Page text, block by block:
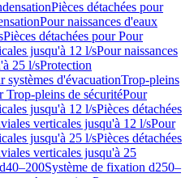
Pièces détachées pour
Pour naissances d'eaux
Pièces détachées pour Pour
jusqu'à 12 l/sPour naissances
25 l/sProtection
systèmes d'évacuationTrop-pleins
Trop-pleins de sécuritéPour
jusqu'à 12 l/sPièces détachées
verticales jusqu'à 12 l/sPour
jusqu'à 25 l/sPièces détachées
verticales jusqu'à 25
Système de fixation d250–